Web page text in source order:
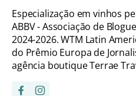
Especialização em vinhos
ABBV - Associação de
2024-2026. WTM Latin
do Prêmio Europa de
agência boutique Terrae